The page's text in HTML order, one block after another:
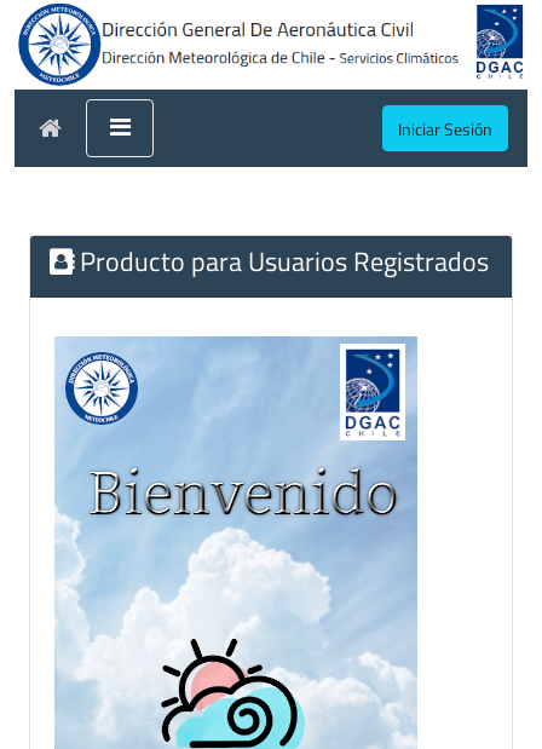
Iniciar Sesión
Producto para Usuarios Registrados